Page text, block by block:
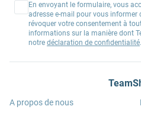
En envoyant le formulaire, vous
adresse e-mail pour vous informer
révoquer votre consentement à
informations sur la manière dont
notre déclaration de confidentialité.
A propos de nous